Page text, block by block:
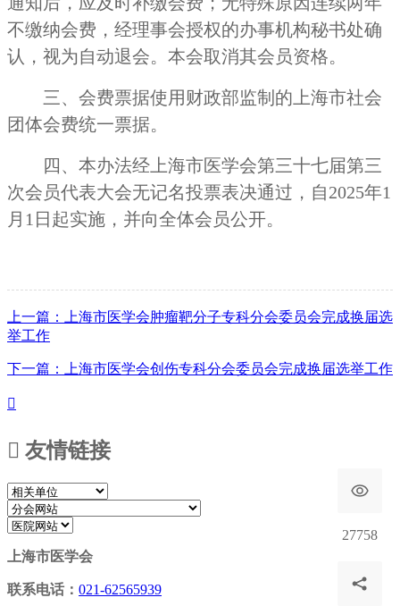
不缴纳会费，经理事会授权的办事机构秘书处确
认，视为自动退会。本会取消其会员资格。
三、会费票据使用财政部监制的上海市社会
团体会费统一票据。
四、本办法经上海市医学会第三十七届第三
次会员代表大会无记名投票表决通过，自2025年1
月1日起实施，并向全体会员公开。
上一篇：上海市医学会肿瘤靶分子专科分会委员会完成换届选
举工作
下一篇：上海市医学会创伤专科分会委员会完成换届选举工作
27758

 友情链接
上海市医学会
联系电话： 021-62565939